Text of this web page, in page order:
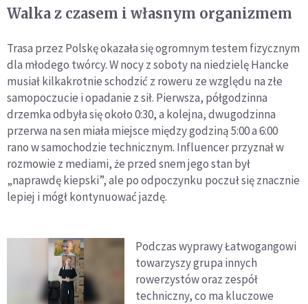
Walka z czasem i własnym organizmem
Trasa przez Polskę okazała się ogromnym testem fizycznym
dla młodego twórcy. W nocy z soboty na niedzielę Hancke
musiał kilkakrotnie schodzić z roweru ze względu na złe
samopoczucie i opadanie z sił. Pierwsza, półgodzinna
drzemka odbyła się około 0:30, a kolejna, dwugodzinna
przerwa na sen miała miejsce między godziną 5:00 a 6:00
rano w samochodzie technicznym. Influencer przyznał w
rozmowie z mediami, że przed snem jego stan był
„naprawdę kiepski”, ale po odpoczynku poczuł się znacznie
lepiej i mógł kontynuować jazdę.
Podczas wyprawy Łatwogangowi
towarzyszy grupa innych
rowerzystów oraz zespół
techniczny, co ma kluczowe